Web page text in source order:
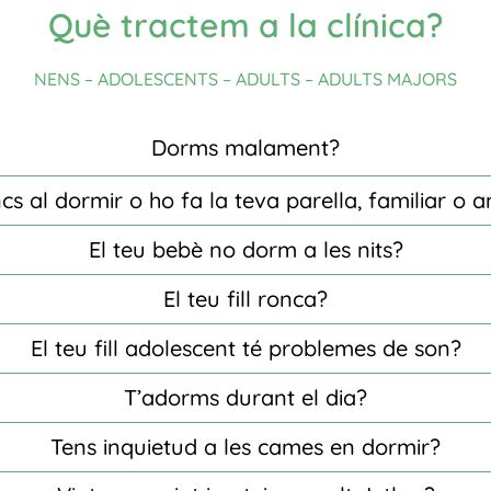
Què tractem a la clínica?
NENS – ADOLESCENTS – ADULTS – ADULTS MAJORS
Dorms malament?
al dormir o ho fa la teva parella, familiar o
El teu bebè no dorm a les nits?
El teu fill ronca?
El teu fill adolescent té problemes de son?
T’adorms durant el dia?
Tens inquietud a les cames en dormir?